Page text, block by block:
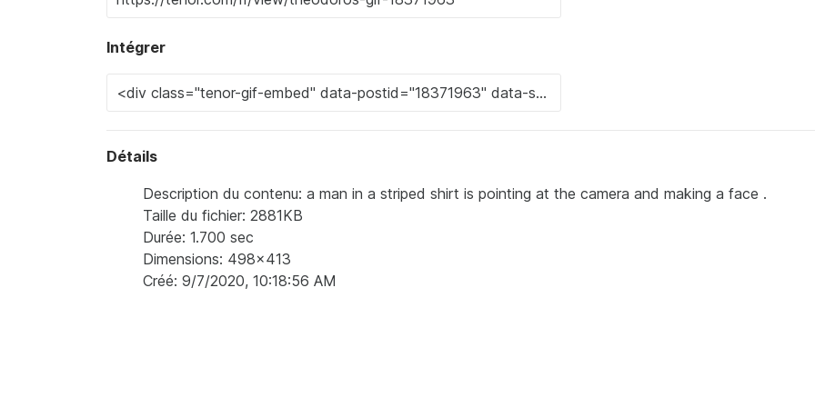
Intégrer
Détails
Description du contenu: a man in a striped shirt is pointing at the camera and making a face .
Taille du fichier: 2881KB
Durée: 1.700 sec
Dimensions: 498x413
Créé: 9/7/2020, 10:18:56 AM